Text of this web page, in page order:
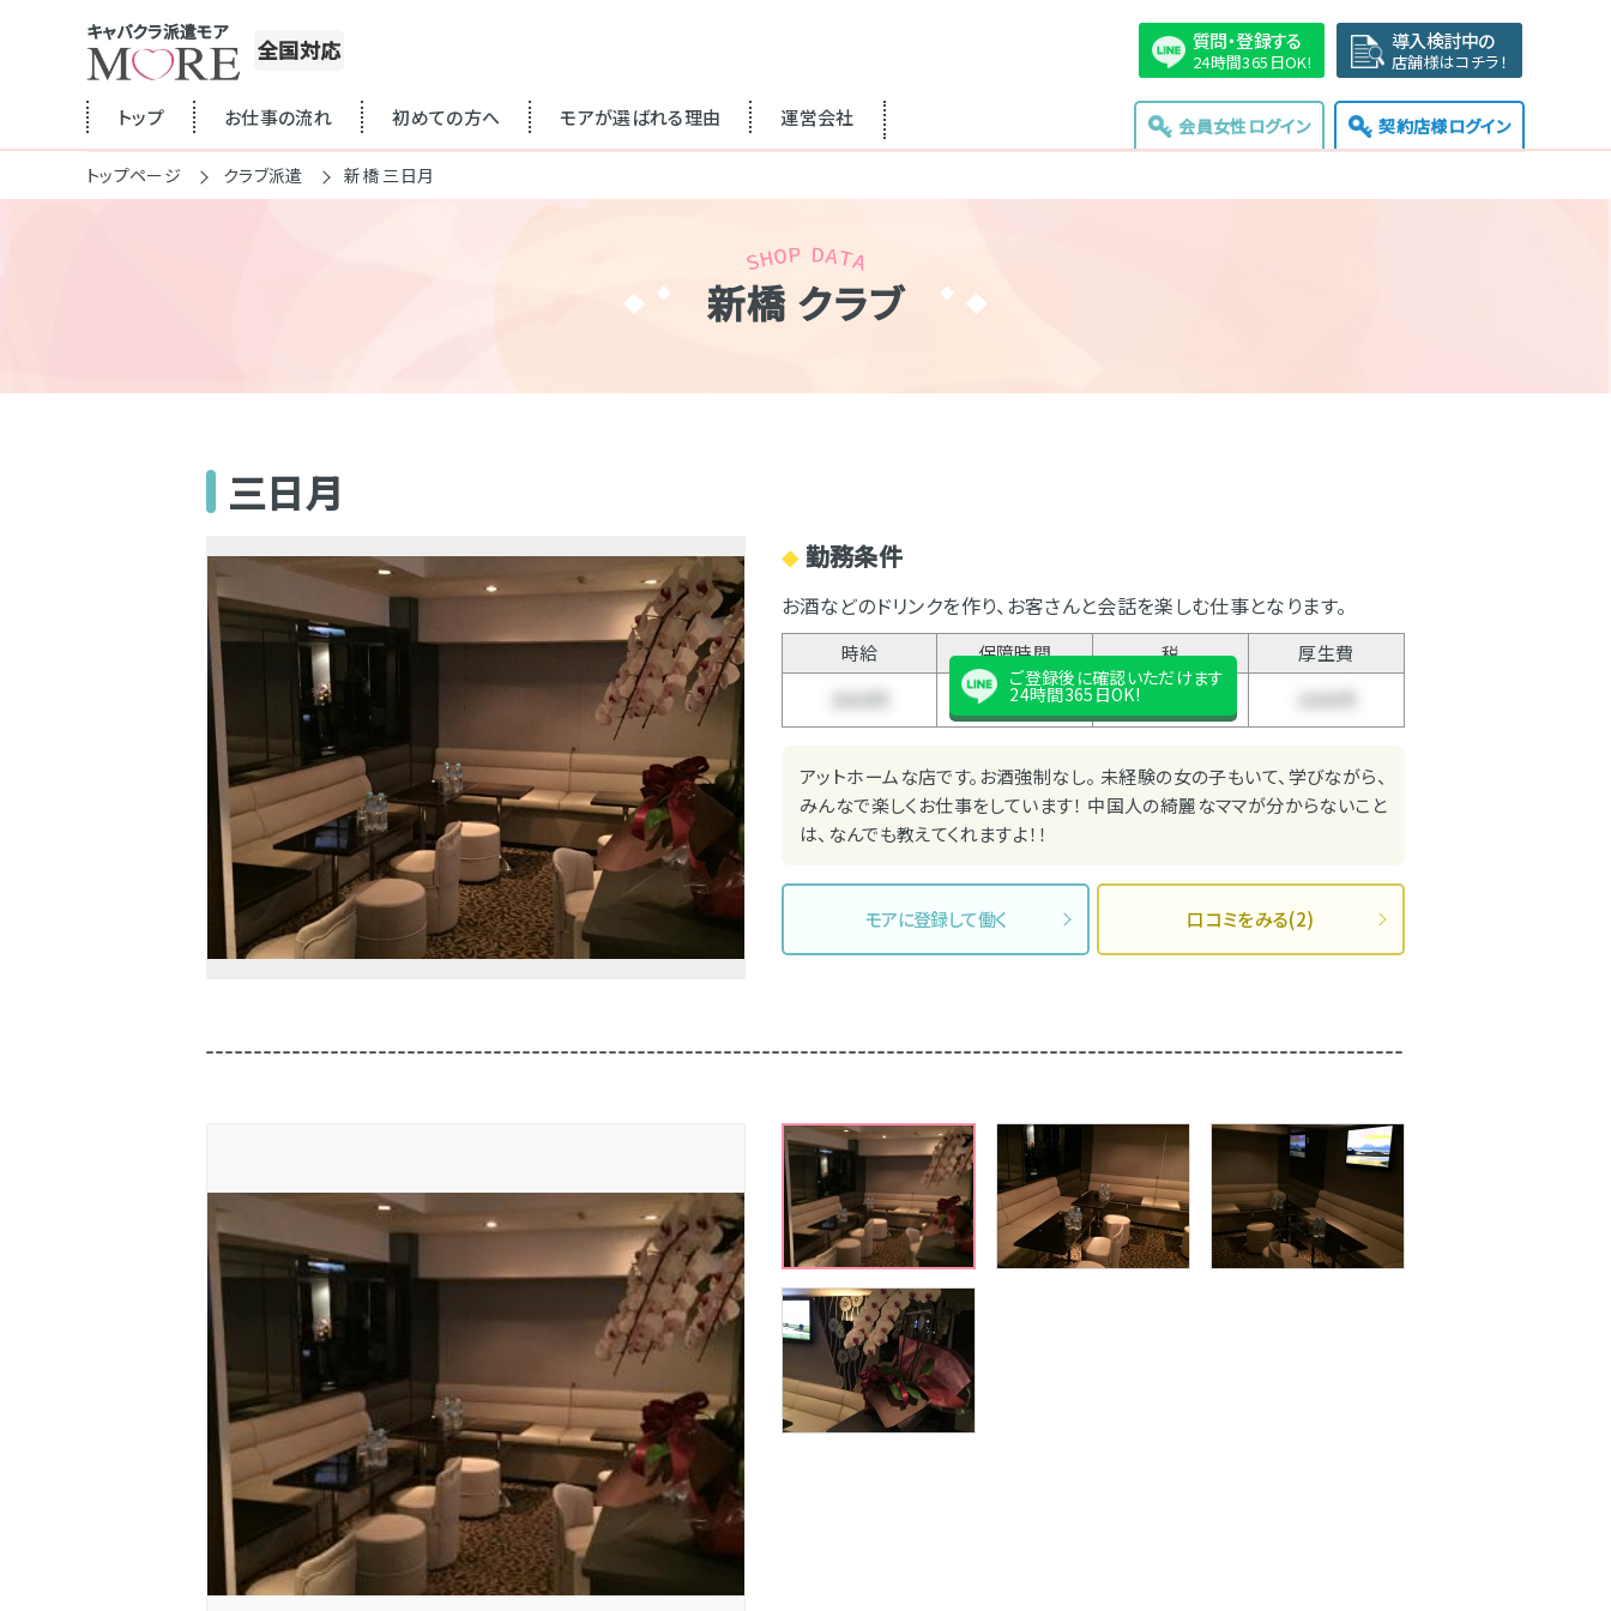
キャバクラ派遣モア
全国対応 質問・登録する
24時間365日OK!
導入検討中の
店舗様はコチラ！
トップ お仕事の流れ 初めての方へ モアが選ばれる理由 運営会社 会員女性ログイン 契約店様ログイン
トップページ クラブ派遣 新橋 三日月
新橋 クラブ
三日月
◆勤務条件
お酒などのドリンクを作り、お客さんと会話を楽しむ仕事となります。
時給 保障時間 税
厚生費
3時間
ご登録後に確認いただけます
24時間365日OK!
アットホームな店です。お酒強制なし。 未経験の女の子もいて、学びながら、
みんなで楽しくお仕事をしています！ 中国人の綺麗なママが分からないこと
は、なんでも教えてくれますよ！！
モアに登録して働く 口コミをみる(2)